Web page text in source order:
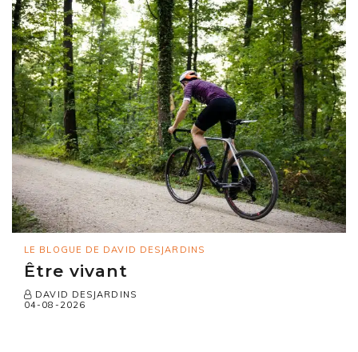
LE BLOGUE DE DAVID DESJARDINS
Être vivant
DAVID DESJARDINS
04-08-2026